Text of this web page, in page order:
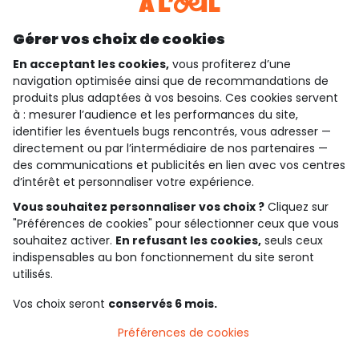
Découvrir notre application
qui sommes-nous ?
besoin d'aide ?
le club fidélité
notre catalogue
Conditions générales de ventes et d'utilisation
Politique de confidentialité
Cookies et données personnelles
Paramètres des cookies
Gérer vos choix de cookies
En acceptant les cookies, vous profiterez d’une
navigation optimisée ainsi que de recommandations de
produits plus adaptées à vos besoins. Ces cookies servent
à : mesurer l’audience et les performances du site,
identifier les éventuels bugs rencontrés, vous adresser —
directement ou par l’intermédiaire de nos partenaires —
des communications et publicités en lien avec vos centres
d’intérêt et personnaliser votre expérience.
Vous souhaitez personnaliser vos choix ? Cliquez sur
"Préférences de cookies" pour sélectionner ceux que vous
souhaitez activer. En refusant les cookies, seuls ceux
indispensables au bon fonctionnement du site seront
utilisés.
Vos choix seront conservés 6 mois.
Préférences de cookies